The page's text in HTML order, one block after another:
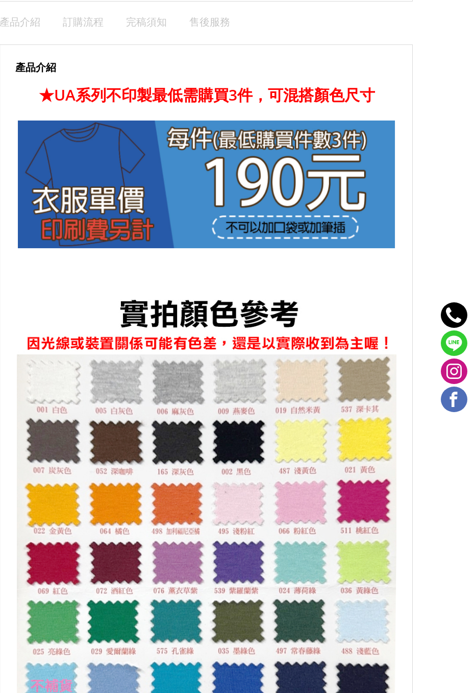
產品介紹 訂購流程 完稿須知 售後服務
產品介紹
★UA系列不印製最低需購買3件，可混搭顏色尺寸